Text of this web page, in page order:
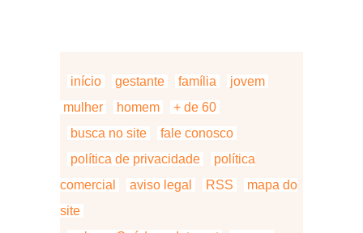
início gestante família
jovem
mulher
homem
+ de 60
busca no site
fale conosco
política de privacidade
política
comercial
aviso legal RSS
mapa do
site